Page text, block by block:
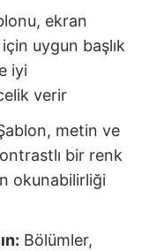
ekran
uygun başlık
iyi
verir
metin ve
bir renk
okunabilirliği
Bölümler,